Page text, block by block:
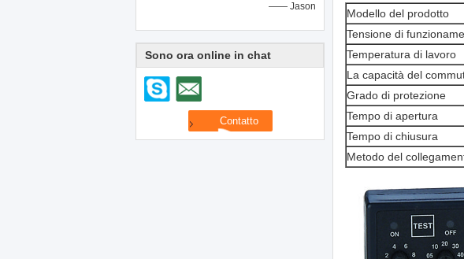
—— Jason
Sono ora online in chat
Modello del prodotto
Tensione di
Temperatura di lavoro
La capacità del
Grado di protezione
Tempo di apertura
Tempo di chiusura
Metodo del